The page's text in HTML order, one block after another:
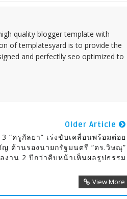
quality blogger template with
of templatesyard is to provide the
and perfectlly seo optimized to
Older Article
“ครูกัลยา” เร่งขับเคลื่อนพร้อมต่อย
ด้านรองนายกรัฐมนตรี “ดร.วิษณุ”
งาน 2 ปีกว่าคืบหน้าเห็นผลรูปธรรม
View More